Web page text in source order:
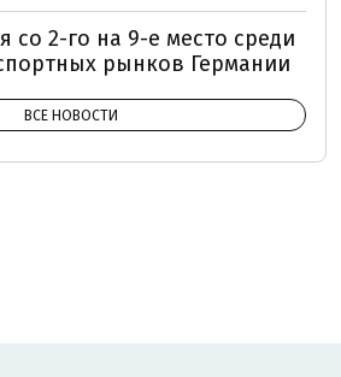
со 2-го на 9-е место среди
рынков Германии
ВСЕ НОВОСТИ